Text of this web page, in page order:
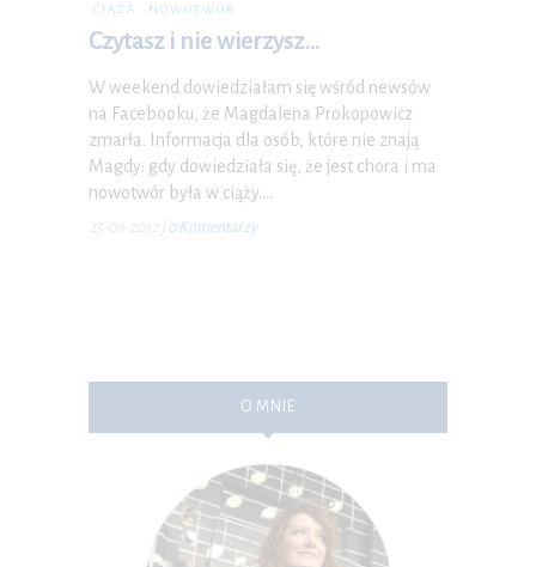
CIĄŻA NOWOTWÓR
Czytasz i nie wierzysz…
W weekend dowiedziałam się wśród newsów
na Facebooku, że Magdalena Prokopowicz
zmarła. Informacja dla osób, które nie znają
Magdy: gdy dowiedziała się, że jest chora i ma
nowotwór była w ciąży.…
25-06-2012 0 Komentarzy
O MNIE